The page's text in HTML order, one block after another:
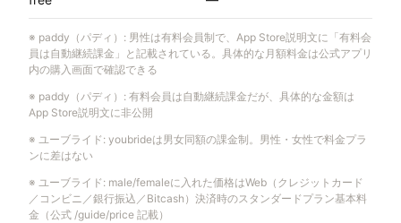
※ paddy（パディ） : 男性は有料会員制で、App Store説明文に「有料会
員は自動継続課金」と記載されている。具体的な月額料金は公式アプリ
内の購入画面で確認できる
※ paddy（パディ） : 有料会員は自動継続課金だが、具体的な金額は
App Store説明文に非公開
※ ユーブライド : youbrideは男女同額の課金制。男性・女性で料金プラ
ンに差はない
※ ユーブライド : male/femaleに入れた価格はWeb（クレジットカード
／コンビニ／銀行振込／Bitcash）決済時のスタンダードプラン基本料
金（公式 /guide/price 記載）